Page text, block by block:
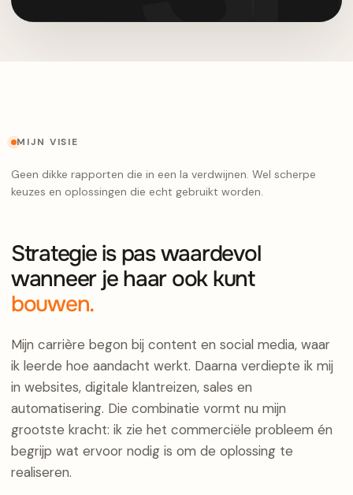
MIJN VISIE
Geen dikke rapporten die in een la verdwijnen. Wel scherpe
keuzes en oplossingen die echt gebruikt worden.
Strategie is pas waardevol
wanneer je haar ook kunt
bouwen.
Mijn carrière begon bij content en social media, waar
ik leerde hoe aandacht werkt. Daarna verdiepte ik mij
in websites, digitale klantreizen, sales en
automatisering. Die combinatie vormt nu mijn
grootste kracht: ik zie het commerciële probleem én
begrijp wat ervoor nodig is om de oplossing te
realiseren.